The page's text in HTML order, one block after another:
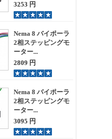
3253 円
Nema 8 バイポーラ
2相ステッピングモ
ーター...
2809 円
Nema 8 バイポーラ
2相ステッピングモ
ーター...
3095 円